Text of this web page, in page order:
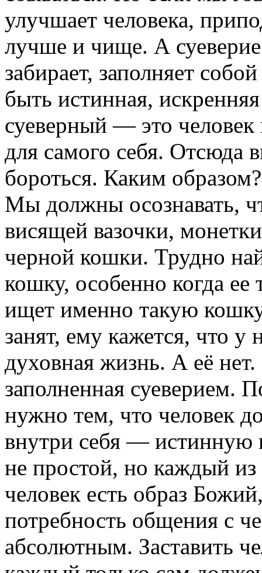
улучшает человека,
лучше и чище. А суеверие
забирает, заполняет
быть истинная,
суеверный — это
для самого себя. Отсюда
бороться. Каким
Мы должны осознавать,
висящей вазочки,
черной кошки. Трудно
кошку, особенно когда ее
ищет именно такую
занят, ему кажется, что
духовная жизнь. А её нет.
заполненная суеверием.
нужно тем, что человек
внутри себя — истинную
не простой, но каждый
человек есть образ
потребность общения с
абсолютным. Заставить